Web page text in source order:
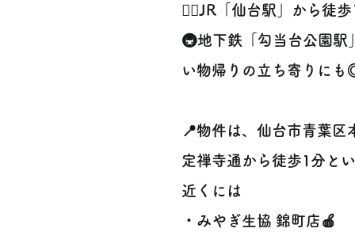
🚶‍♀️JR「仙台駅」から徒
🚇地下鉄「勾当台公園駅
い物帰りの立ち寄りに
📍物件は、仙台市青葉区
定禅寺通から徒歩1分と
近くには
・みやぎ生協 錦町店🍎